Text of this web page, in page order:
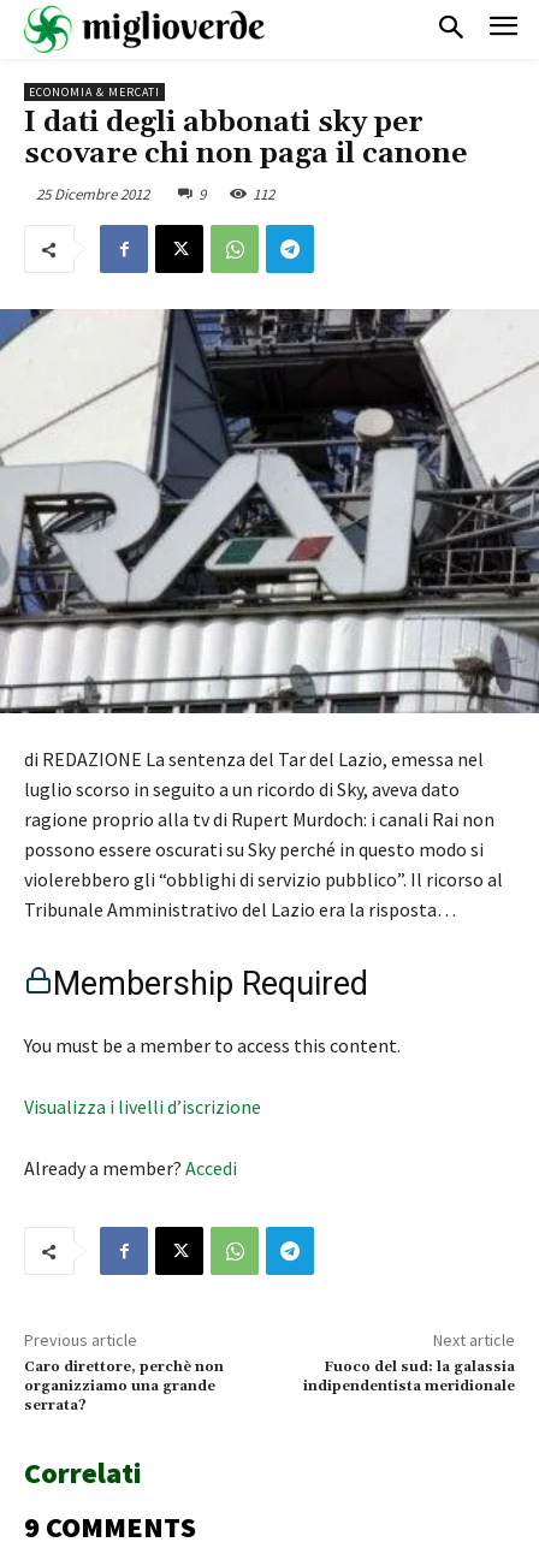
ECONOMIA & MERCATI
I dati degli abbonati sky per
scovare chi non paga il canone
25 Dicembre 2012 9 112
di REDAZIONE La sentenza del Tar del Lazio, emessa nel
luglio scorso in seguito a un ricordo di Sky, aveva dato
ragione proprio alla tv di Rupert Murdoch: i canali Rai non
possono essere oscurati su Sky perché in questo modo si
violerebbero gli “obblighi di servizio pubblico”. Il ricorso al
Tribunale Amministrativo del Lazio era la risposta…
Membership Required
You must be a member to access this content.
Visualizza i livelli d’iscrizione
Already a member? Accedi
Previous article
Caro direttore, perchè non
organizziamo una grande
serrata?
Next article
Fuoco del sud: la galassia
indipendentista meridionale
Correlati
9 COMMENTS